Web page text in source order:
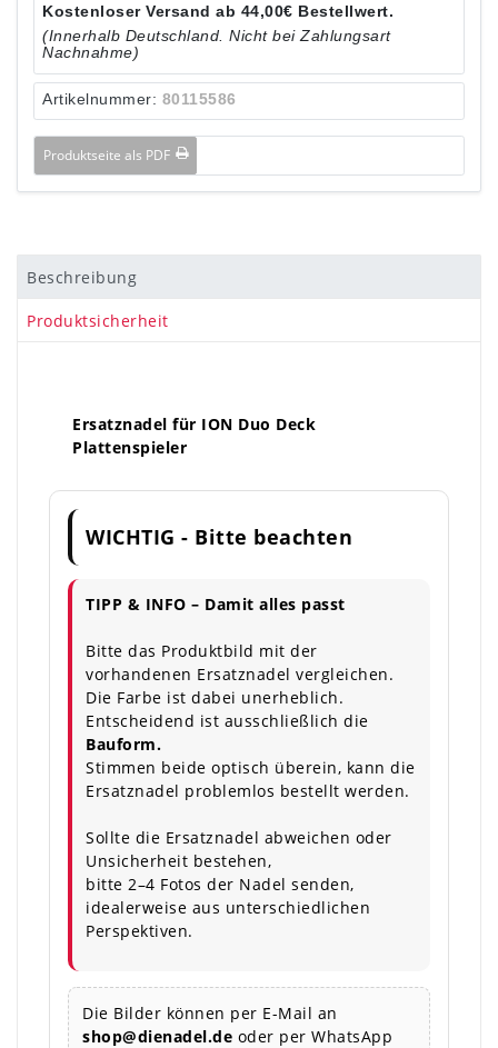
Kostenloser Versand ab 44,00€ Bestellwert.
(Innerhalb Deutschland. Nicht bei Zahlungsart
Nachnahme)
Artikelnummer: 80115586
Produktseite als PDF
Beschreibung
Produktsicherheit
Ersatznadel für ION Duo Deck
Plattenspieler
WICHTIG - Bitte beachten
TIPP & INFO – Damit alles passt
Bitte das Produktbild mit der
vorhandenen Ersatznadel vergleichen.
Die Farbe ist dabei unerheblich.
Entscheidend ist ausschließlich die
Bauform.
Stimmen beide optisch überein, kann die
Ersatznadel problemlos bestellt werden.
Sollte die Ersatznadel abweichen oder
Unsicherheit bestehen,
bitte 2–4 Fotos der Nadel senden,
idealerweise aus unterschiedlichen
Perspektiven.
Die Bilder können per E-Mail an
shop@dienadel.de oder per WhatsApp